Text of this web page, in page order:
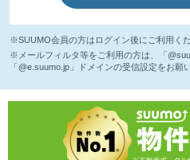
※SUUMO会員の方はログイン後にご利用くだ
※メールフィルタ等をご利用の方は、「
「@e.suumo.jp」ドメインの受信設定をお願